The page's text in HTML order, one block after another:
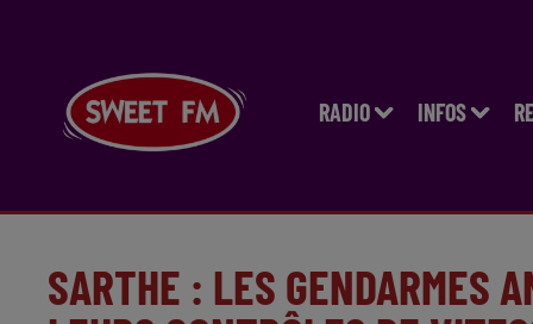
RADIO INFOS
SARTHE : LES GENDARMES